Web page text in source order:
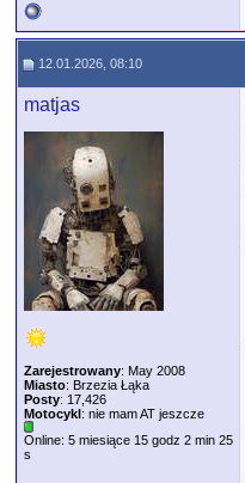
12.01.2026, 08:10
matjas
Zarejestrowany: May 2008
Miasto: Brzezia Łąka
Posty: 17,426
Motocykl: nie mam AT jeszcze
Online: 5 miesiące 15 godz 2 min 25
s